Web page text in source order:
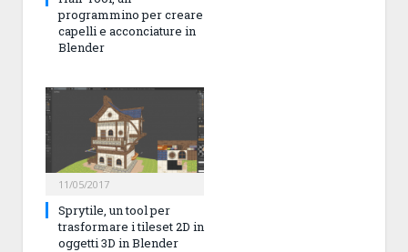
programmino per creare
capelli e acconciature in
Blender
11/05/2017
Sprytile, un tool per
trasformare i tileset 2D in
oggetti 3D in Blender